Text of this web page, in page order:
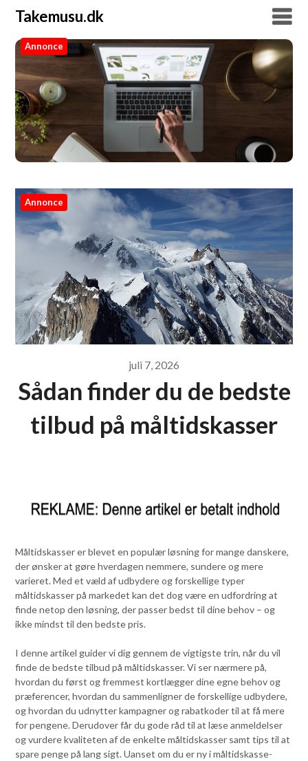
Takemusu.dk
Takemusu.dk
Annonce
Annonce
juli 7, 2026
Sådan finder du de bedste
tilbud på måltidskasser
Måltidskasser er blevet en populær løsning for mange danskere,
der ønsker at gøre hverdagen nemmere, sundere og mere
varieret. Med et væld af udbydere og forskellige typer
måltidskasser på markedet kan det dog være en udfordring at
finde netop den løsning, der passer bedst til dine behov – og
ikke mindst til den bedste pris.
I denne artikel guider vi dig gennem de vigtigste trin, når du vil
finde de bedste tilbud på måltidskasser. Vi ser nærmere på,
hvordan du først og fremmest kortlægger dine egne behov og
præferencer, hvordan du sammenligner de forskellige udbydere,
og hvordan du udnytter kampagner og rabatkoder til at få mere
for pengene. Derudover får du gode råd til at læse anmeldelser
og vurdere kvaliteten af de enkelte måltidskasser samt tips til at
spare penge på lang sigt. Uanset om du er ny i måltidskasse-